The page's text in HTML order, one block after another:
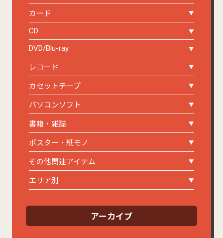
カード
CD
DVD/Blu-ray
レコード
カセットテープ
パソコンソフト
書籍・雑誌
ポスター・紙モノ
その他関連アイテム
エリア別
アーカイブ